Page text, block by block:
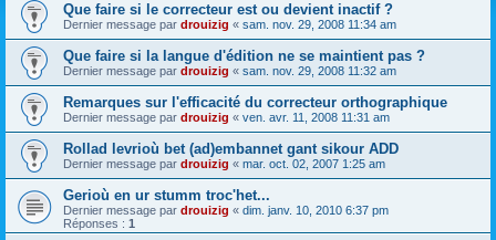
Que faire si le correcteur est ou devient inactif ?
Dernier message par drouizig « sam. nov. 29, 2008 11:34 am
Que faire si la langue d'édition ne se maintient pas ?
Dernier message par drouizig « sam. nov. 29, 2008 11:32 am
Remarques sur l'efficacité du correcteur orthographique
Dernier message par drouizig « ven. avr. 11, 2008 11:31 am
Rollad levrioù bet (ad)embannet gant sikour ADD
Dernier message par drouizig « mar. oct. 02, 2007 1:25 am
Gerioù en ur stumm troc'het...
Dernier message par drouizig « dim. janv. 10, 2010 6:37 pm
Réponses : 1